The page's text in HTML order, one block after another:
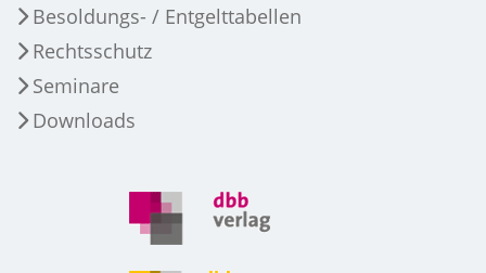
Besoldungs- / Entgelttabellen
Rechtsschutz
Seminare
Downloads